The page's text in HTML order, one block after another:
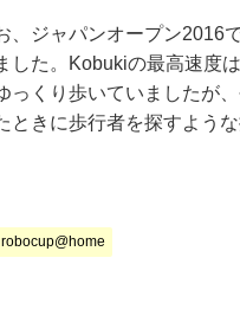
、ジャパンオープン2016
した。Kobukiの最高速度
っくり歩いていましたが
ときに歩行者を探すよう
robocup@home